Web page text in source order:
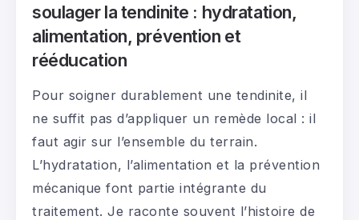
soulager la tendinite : hydratation,
alimentation, prévention et
rééducation
Pour soigner durablement une tendinite, il
ne suffit pas d’appliquer un remède local : il
faut agir sur l’ensemble du terrain.
L’hydratation, l’alimentation et la prévention
mécanique font partie intégrante du
traitement. Je raconte souvent l’histoire de